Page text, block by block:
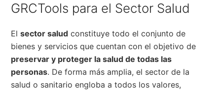
GRCTools para el Sector Salud
Elsector salud constituye todo el conjunto de
bienes y servicios que cuentan con el objetivo de
preservar y proteger la salud de todas las
personas. De forma más amplia, el sector de la
salud o sanitario engloba a todos los valores,